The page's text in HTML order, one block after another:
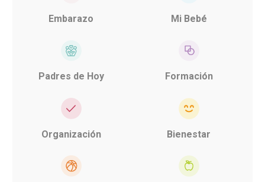
Embarazo Mi Bebé
Padres de Hoy Formación
Organización Bienestar